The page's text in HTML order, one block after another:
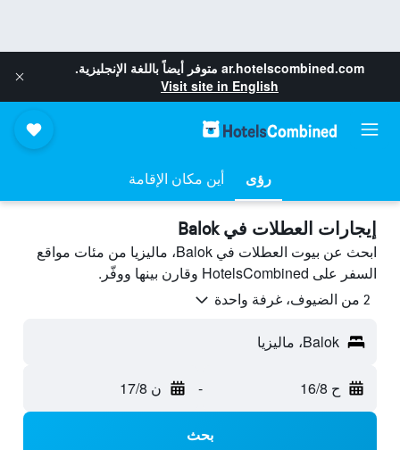
ar.hotelscombined.com متوفر أيضاً باللغة الإنجليزية.
Visit site in English
رؤى أين مكان الإقامة
إيجارات العطلات في Balok
ابحث عن بيوت العطلات في Balok، ماليزيا من مئات مواقع
السفر على HotelsCombined وقارن بينها ووفّر.
2 من الضيوف، غرفة واحدة
Balok، ماليزيا
ح 16/8 - ن 17/8
بحث